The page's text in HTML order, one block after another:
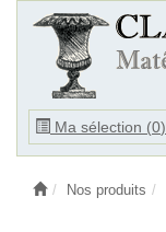
Ma sélection (0)
Ouvrir
le
Nos produits